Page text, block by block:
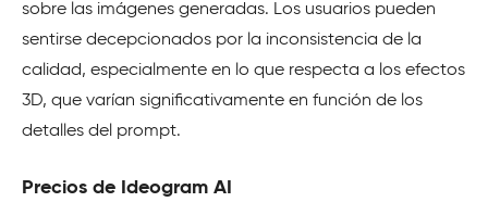
sobre las imágenes generadas. Los usuarios pueden
sentirse decepcionados por la inconsistencia de la
calidad, especialmente en lo que respecta a los efectos
3D, que varían significativamente en función de los
detalles del prompt.
Precios de Ideogram AI